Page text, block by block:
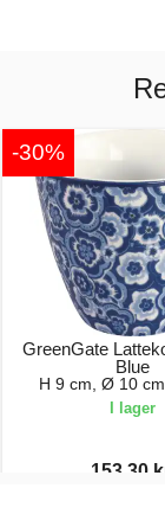
-30%
GreenGate
Blue
H 9 cm, Ø 10
I lager
153,30